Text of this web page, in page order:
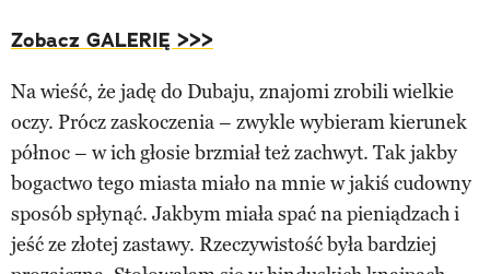
Zobacz GALERIĘ >>>
Na wieść, że jadę do Dubaju, znajomi zrobili wielkie
oczy. Prócz zaskoczenia – zwykle wybieram kierunek
północ – w ich głosie brzmiał też zachwyt. Tak jakby
bogactwo tego miasta miało na mnie w jakiś cudowny
sposób spłynąć. Jakbym miała spać na pieniądzach i
jeść ze złotej zastawy. Rzeczywistość była bardziej